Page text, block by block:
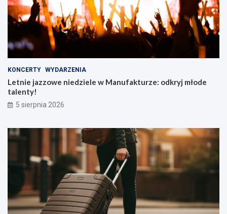
KONCERTY WYDARZENIA
Letnie jazzowe niedziele w Manufakturze: odkryj młode
talenty!
5 sierpnia 2026